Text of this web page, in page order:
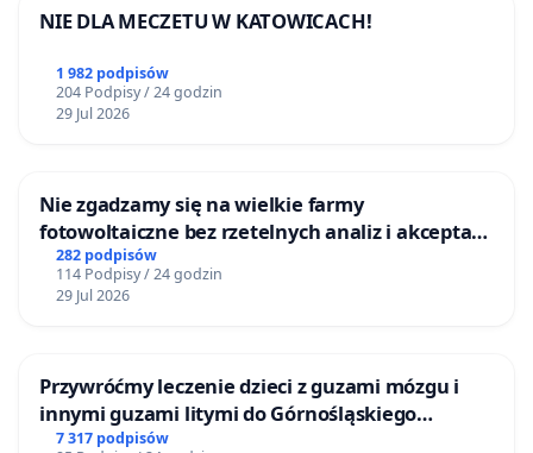
NIE DLA MECZETU W KATOWICACH!
1 982 podpisów
204 Podpisy / 24 godzin
29 Jul 2026
Nie zgadzamy się na wielkie farmy
fotowoltaiczne bez rzetelnych analiz i akceptacji
mieszkańców
282 podpisów
114 Podpisy / 24 godzin
29 Jul 2026
Przywróćmy leczenie dzieci z guzami mózgu i
innymi guzami litymi do Górnośląskiego
Centrum Zdrowia Dziecka w Katowicach
7 317 podpisów